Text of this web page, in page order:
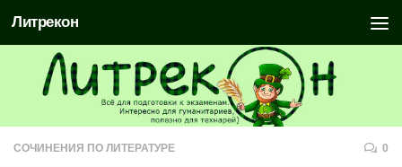
Литрекон
СОЧИНЕНИЯ ПО ЛИТЕРАТУРЕ 0